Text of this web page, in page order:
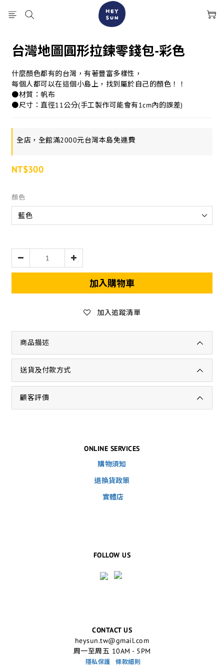
台灣地圖圓形拉鍊零錢包-彩色
什麼顏色都有的台灣，有著豐富多樣性，
每個人都可以在這個小島上，找到屬於自己的顏色！！
●材質：帆布
●尺寸：直徑11公分(手工製作可能會有1cm內的誤差)
全店，全館滿2000元台灣本島免運費
NT$300
顏色
加入購物車
加入追蹤清單
商品描述
送貨及付款方式
顧客評價
ONLINE SERVICES
購物須知
退換貨政策
實體店
FOLLOW US
CONTACT US
heysun.tw@gmail.com
周一至周五 10AM - 5PM
隱私保護 條款細則